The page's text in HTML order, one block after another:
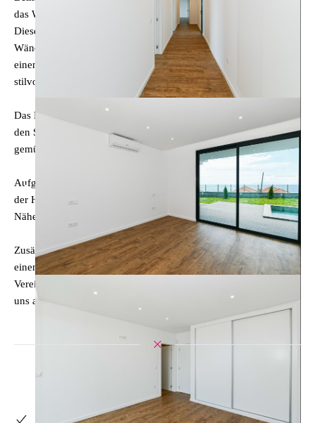
das Wohnzimmer, das Esszimmer und die Küche kombiniert.
Dieser Bereich ist dank der großen Fenster, die sich entlang der
Wände erstrecken, von natürlichem Licht durchflutet und bietet
einen atemberaubenden Panoramablick auf die Landschaft. Die
stilvolle Küche ist komplett ausgestattet.
Das Haus verfügt über drei schöne Suiten mit großen Fenstern in
den Schlafzimmern, die natürliches Licht hereinlassen und eine
gemütliche Atmosphäre schaffen.
Aufgrund ihrer Lage bietet die Villa ein ruhiges Erlebnis, abseits
der Hektik der Stadt, die für ihre natürliche Schönheit und die
Nähe zum Meer bekannt ist.
Zusätzlich zu den oben genannten Merkmalen bietet es auch
einen geräumigen Parkplatz für vier oder mehr Fahrzeuge.
Vereinbaren Sie jetzt Ihren Besuch und nehmen Sie Kontakt mit
uns auf.
WC mit natürlicher Belüftung